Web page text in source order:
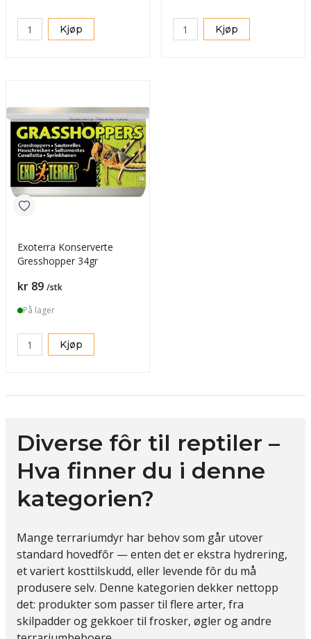
Kjøp Kjøp
Exoterra Konserverte
Gresshopper 34gr
Pris
kr 89 /stk
På lager
Kjøp
Diverse fôr til reptiler –
Hva finner du i denne
kategorien?
Mange terrariumdyr har behov som går utover
standard hovedfôr — enten det er ekstra hydrering,
et variert kosttilskudd, eller levende fôr du må
produsere selv. Denne kategorien dekker nettopp
det: produkter som passer til flere arter, fra
skilpadder og gekkoer til frosker, øgler og andre